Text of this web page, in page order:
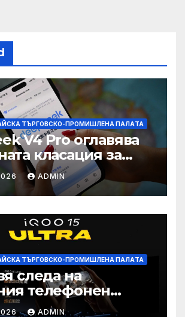
ТЪРГОВСКО-ПРОМИШЛЕНА ПАЛAТА
V4 Pro оглавява
класация за
след 75%
на цената
ADMIN
ТЪРГОВСКО-ПРОМИШЛЕНА ПАЛAТА
следа на
телефонен
ADMIN